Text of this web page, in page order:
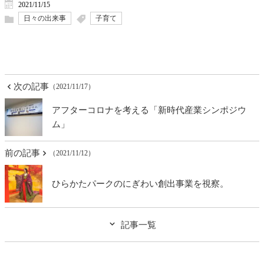
2021/11/15
日々の出来事
子育て
次の記事 （2021/11/17）
アフターコロナを考える「新時代産業シンポジウ
ム」
前の記事 （2021/11/12）
ひらかたパークのにぎわい創出事業を視察。
記事一覧